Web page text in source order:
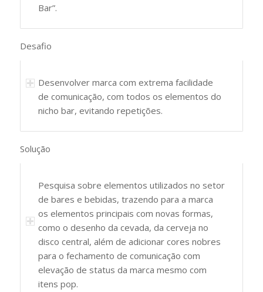
Bar”.
Desafio
Desenvolver marca com extrema facilidade
de comunicação, com todos os elementos do
nicho bar, evitando repetições.
Solução
Pesquisa sobre elementos utilizados no setor
de bares e bebidas, trazendo para a marca
os elementos principais com novas formas,
como o desenho da cevada, da cerveja no
disco central, além de adicionar cores nobres
para o fechamento de comunicação com
elevação de status da marca mesmo com
itens pop.